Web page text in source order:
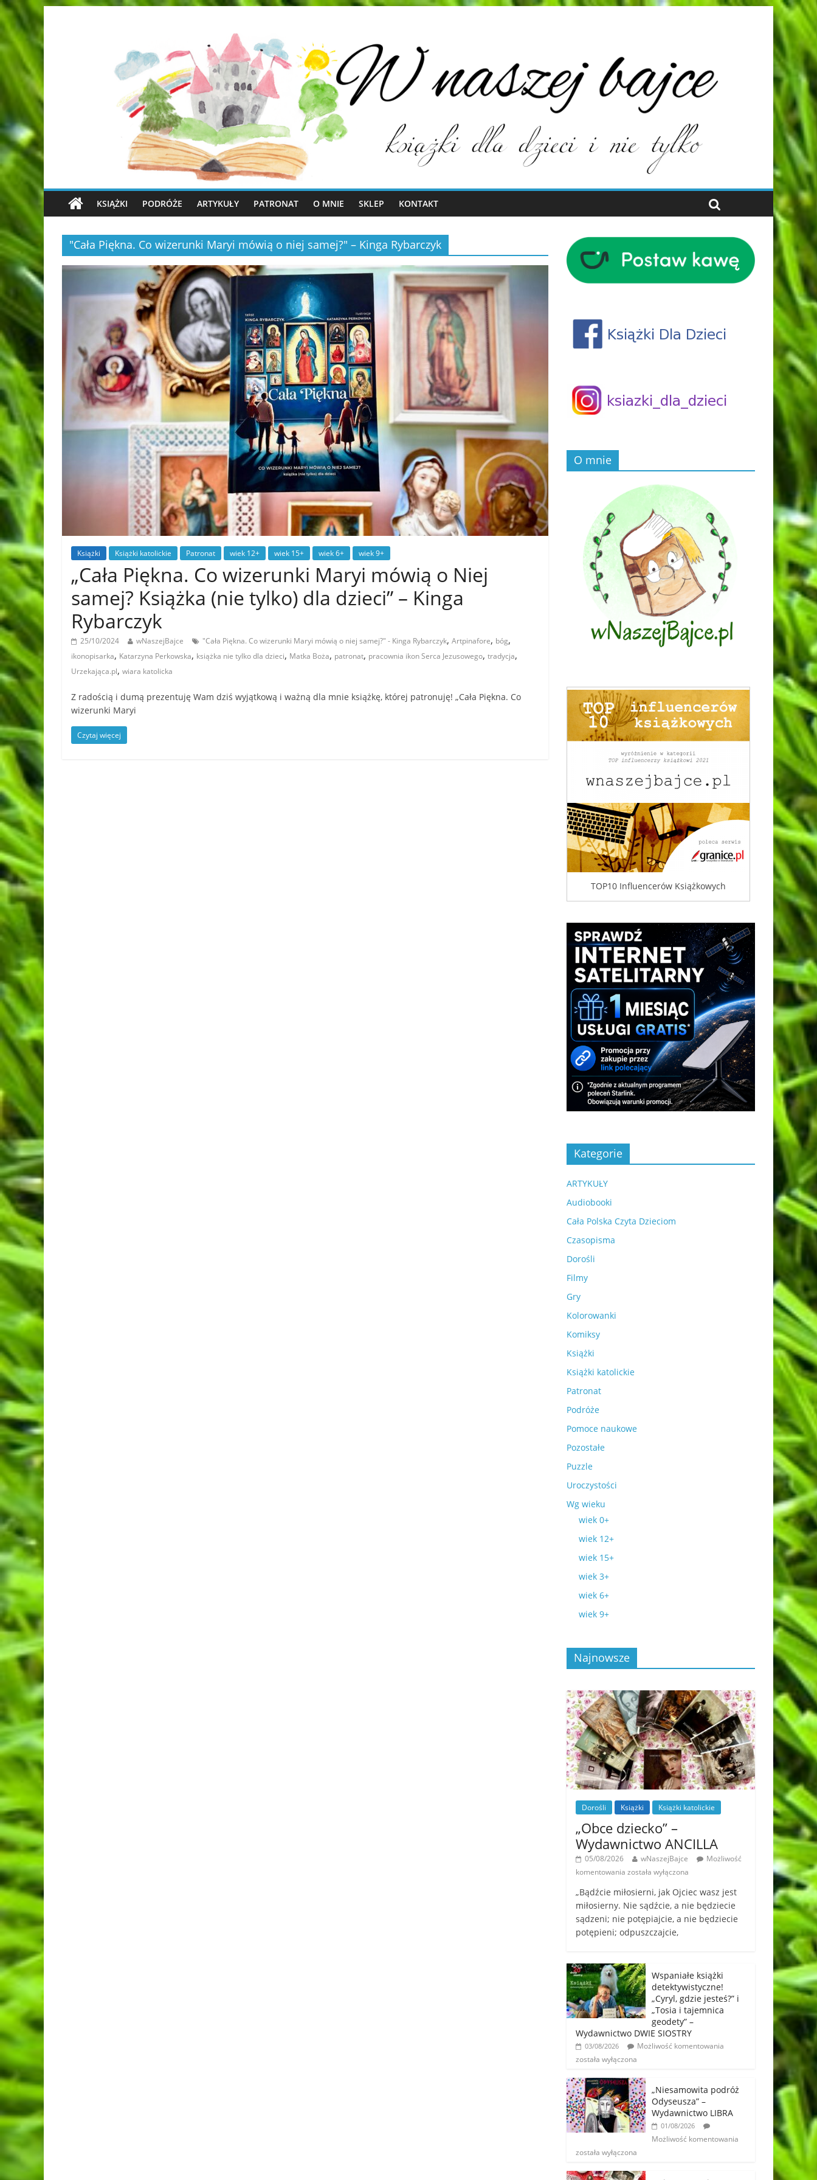
KSIĄŻKI PODRÓŻE ARTYKUŁY PATRONAT O MNIE SKLEP KONTAKT
"Cała Piękna. Co wizerunki Maryi mówią o niej samej?" – Kinga Rybarczyk
Książki Książki katolickie Patronat wiek 12+ wiek 15+ wiek 6+ wiek 9+
„Cała Piękna. Co wizerunki Maryi mówią o Niej
samej? Książka (nie tylko) dla dzieci” – Kinga
Rybarczyk
25/10/2024 wNaszejBajce "Cała Piękna. Co wizerunki Maryi mówią o niej samej?" - Kinga Rybarczyk, Artpinafore, bóg,
ikonopisarka, Katarzyna Perkowska, książka nie tylko dla dzieci, Matka Boża, patronat, pracownia ikon Serca Jezusowego, tradycja,
Urzekająca.pl, wiara katolicka
Z radością i dumą prezentuję Wam dziś wyjątkową i ważną dla mnie książkę, której patronuję! „Cała Piękna. Co
wizerunki Maryi
Czytaj więcej
O mnie
TOP10 Influencerów Książkowych
Kategorie
ARTYKUŁY
Audiobooki
Cała Polska Czyta Dzieciom
Czasopisma
Dorośli
Filmy
Gry
Kolorowanki
Komiksy
Książki
Książki katolickie
Patronat
Podróże
Pomoce naukowe
Pozostałe
Puzzle
Uroczystości
Wg wieku
wiek 0+
wiek 12+
wiek 15+
wiek 3+
wiek 6+
wiek 9+
Najnowsze
Dorośli Książki Książki katolickie
„Obce dziecko” –
Wydawnictwo ANCILLA
05/08/2026 wNaszejBajce
Możliwość
komentowania została wyłączona
„Bądźcie miłosierni, jak Ojciec wasz jest
miłosierny. Nie sądźcie, a nie będziecie
sądzeni; nie potępiajcie, a nie będziecie
potępieni; odpuszczajcie,
Wspaniałe książki
detektywistyczne!
„Cyryl, gdzie jesteś?” i
„Tosia i tajemnica
geodety” –
Wydawnictwo DWIE SIOSTRY
03/08/2026
Możliwość komentowania
została wyłączona
„Niesamowita podróż
Odyseusza” –
Wydawnictwo LIBRA
01/08/2026
Możliwość komentowania
została wyłączona